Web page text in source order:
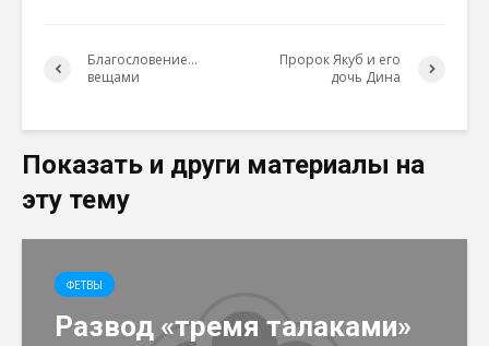
Благословение…
вещами
Пророк Якуб и его
дочь Дина
Показать и други материалы на
эту тему
ФЕТВЫ
Развод «тремя талаками»